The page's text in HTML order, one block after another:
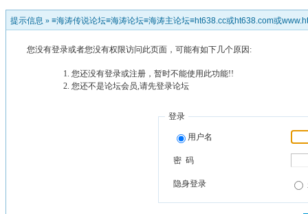
提示信息 » ≡海涛传说论坛≡海涛论坛≡海涛主论坛≡ht638.cc或ht638.com或
您没有登录或者您没有权限访问此页面，可能有如下几个原因:
您还没有登录或注册，暂时不能使用此功能!!
您还不是论坛会员,请先登录论坛
登录
用户名
密 码
隐身登录